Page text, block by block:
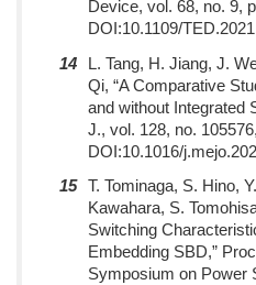
Device, vol. 68, no. 9,
DOI:10.1109/
14
L. Tang, H. Jiang, J.
Qi, “A Comparative
and without Integrated
J., vol. 128, no.
DOI:10.1016/
15 T. Tominaga, S. Hino,
Kawahara, S.
Switching
Embedding SBD,”
Symposium on Power